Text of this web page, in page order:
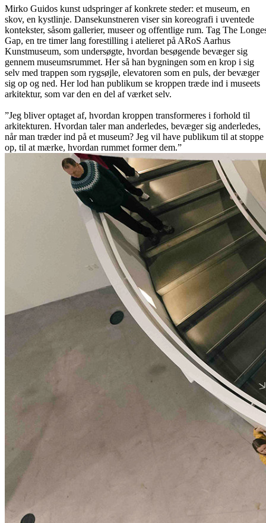
Mirko Guidos kunst udspringer af konkrete steder: et museum, en
skov, en kystlinje. Dansekunstneren viser sin koreografi i uventede
kontekster, såsom gallerier, museer og offentlige rum. Tag The
Gap, en tre timer lang forestilling i atelieret på ARoS Aarhus
Kunstmuseum, som undersøgte, hvordan besøgende bevæger sig
gennem museumsrummet. Her så han bygningen som en krop i sig
selv med trappen som rygsøjle, elevatoren som en puls, der bevæger
sig op og ned. Her lod han publikum se kroppen træde ind i museets
arkitektur, som var den en del af værket selv.
”Jeg bliver optaget af, hvordan kroppen transformeres i forhold til
arkitekturen. Hvordan taler man anderledes, bevæger sig anderledes,
når man træder ind på et museum? Jeg vil have publikum til at stoppe
op, til at mærke, hvordan rummet former dem.”